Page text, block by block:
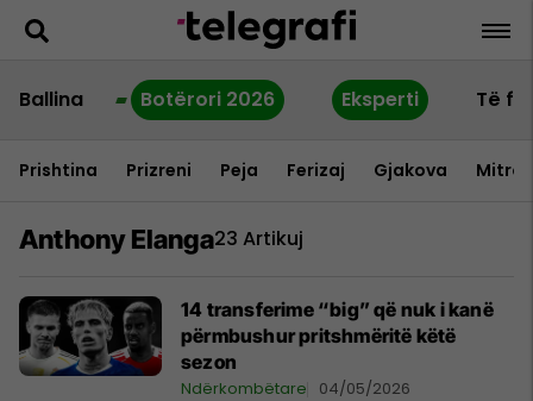
Ballina Botërori 2026 Eksperti Të
Prishtina Prizreni Peja Ferizaj Gjakova
Anthony Elanga23 Artikuj
14 transferime “big” që nuk i kanë
përmbushur pritshmëritë këtë
sezon
Ndërkombëtare 04/05/2026